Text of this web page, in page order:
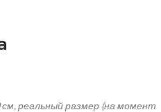
реальный размер (на момент